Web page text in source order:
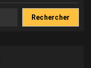
Rechercher